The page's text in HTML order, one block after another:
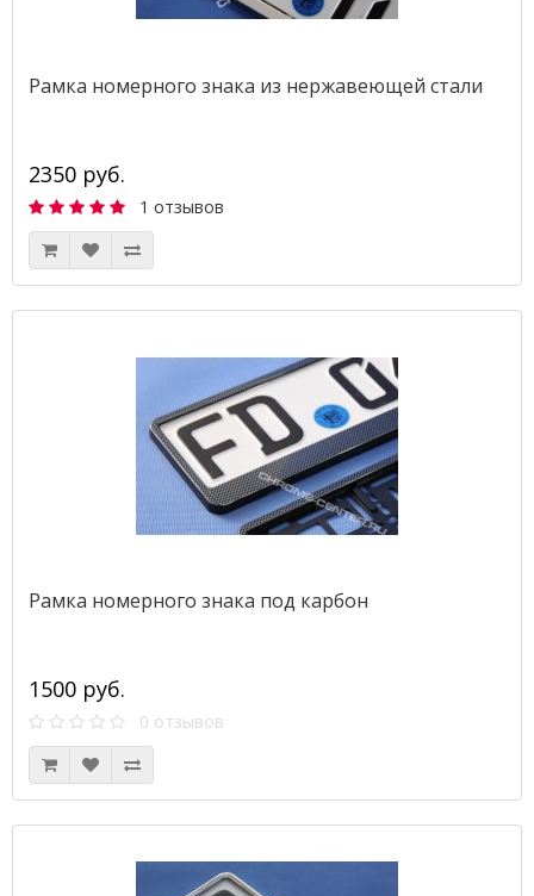
Рамка номерного знака из нержавеющей стали
2350 руб.
1 отзывов
Рамка номерного знака под карбон
1500 руб.
0 отзывов